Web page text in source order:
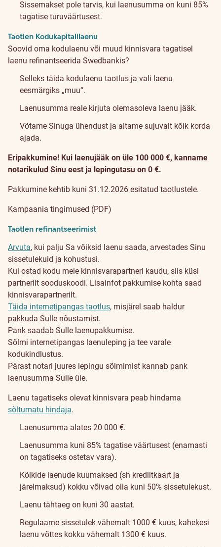
Sissemakset pole tarvis, kui laenusumma on kuni 85%
tagatise turuväärtusest.
Taotlen Kodukapitalilaenu
Soovid oma kodulaenu või muud kinnisvara tagatisel
laenu refinantseerida Swedbankis?
Selleks täida kodulaenu taotlus ja vali laenu
eesmärgiks „muu“.
Laenusumma reale kirjuta olemasoleva laenu jääk.
Võtame Sinuga ühendust ja aitame sujuvalt kõik korda
ajada.
Eripakkumine! Kui laenujääk on üle 100 000 €, kanname
notarikulud Sinu eest ja lepingutasu on 0 €.
Pakkumine kehtib kuni 31.12.2026 esitatud taotlustele.
Kampaania tingimused (PDF)
Taotlen refinantseerimist
Arvuta, kui palju Sa võiksid laenu saada, arvestades Sinu
sissetulekuid ja kohustusi.
Kui ostad kodu meie kinnisvarapartneri kaudu, siis küsi
partnerilt sooduskoodi. Lisainfot pakkumise kohta saad
kinnisvarapartnerilt.
Täida internetipangas taotlus, misjärel saab haldur
pakkuda Sulle nõustamist.
Pank saadab Sulle laenupakkumise.
Sõlmi internetipangas laenuleping ja tee varale
kodukindlustus.
Pärast notari juures lepingu sõlmimist kannab pank
laenusumma Sulle üle.
Laenu tagatiseks olevat kinnisvara peab hindama
sõltumatu hindaja.
Laenusumma alates 20 000 €.
Laenusumma kuni 85% tagatise väärtusest (enamasti
on tagatiseks ostetav vara).
Kõikide laenude kuumaksed (sh krediitkaart ja
järelmaksud) kokku võivad olla kuni 50% sissetulekust.
Laenu tähtaeg on kuni 30 aastat.
Regulaarne sissetulek vähemalt 1000 € kuus, kahekesi
laenu võttes kokku vähemalt 1300 € kuus.